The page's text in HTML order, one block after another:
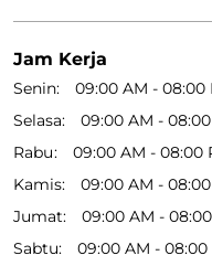
Jam Kerja
Senin
09:00 AM - 08:00
Selasa
09:00 AM -
Rabu
09:00 AM - 08:00
Kamis
09:00 AM -
Jumat
09:00 AM -
Sabtu
09:00 AM - 08:00